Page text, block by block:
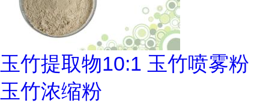
玉竹提取物10:1 玉竹喷雾粉
玉竹浓缩粉